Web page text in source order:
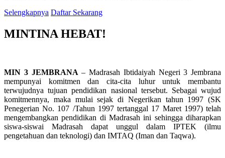
Selengkapnya Daftar Sekarang
MINTINA HEBAT!
MIN 3 JEMBRANA – Madrasah Ibtidaiyah Negeri 3 Jembrana
mempunyai komitmen dan cita-cita luhur untuk membantu
terwujudnya tujuan pendidikan nasional tersebut. Sebagai wujud
komitmennya, maka mulai sejak di Negerikan tahun 1997 (SK
Penegerian No. 107 /Tahun 1997 tertanggal 17 Maret 1997) telah
mengembangkan pendidikan di Madrasah ini sehingga diharapkan
siswa-siswai Madrasah dapat unggul dalam IPTEK (ilmu
pengetahuan dan teknologi) dan IMTAQ (Iman dan Taqwa).